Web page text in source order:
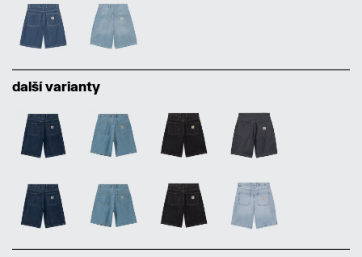
další varianty